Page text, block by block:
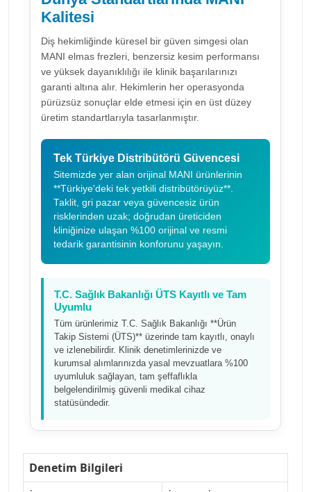
Kalitesi
Diş hekimliğinde küresel bir güven simgesi olan
MANI elmas frezleri, benzersiz kesim performansı
ve yüksek dayanıklılığı ile klinik başarılarınızı
garanti altına alır. Hekimlerin her operasyonda
pürüzsüz sonuçlar elde etmesi için en üst düzey
üretim standartlarıyla tasarlanmıştır.
Tek Türkiye Distribütörü Güvencesi
Sitemizde yer alan orijinal MANI ürünlerinin
**Türkiye'deki tek yetkili distribütörüyüz**.
Taklit, gri pazar veya güvencesiz ürün
risklerinden uzak; doğrudan üreticiden
kliniğinize ulaşan %100 orijinal ve resmi
tedarik garantisinin konforunu yaşayın.
T.C. Sağlık Bakanlığı ÜTS Kayıtlı ve Tam
Uyumlu
Tüm ürünlerimiz T.C. Sağlık Bakanlığı **Ürün
Takip Sistemi (ÜTS)** üzerinde tam kayıtlı, onaylı
ve izlenebilirdir. Klinik denetimlerinizde ve
kurumsal alımlarınızda yasal mevzuatlara %100
uyumluluk sağlayan, tam şeffaflıkla
belgelendirilmiş güvenli medikal cihaz
statüsündedir.
Denetim Bilgileri